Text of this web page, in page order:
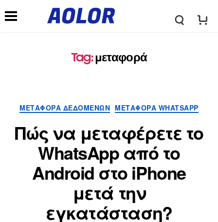
Λ
ό
τ
υ
π
Tag:μεταφορά
ΜΕΤΑΦΟΡΆ ΔΕΔΟΜΈΝΩΝ ΜΕΤΑΦΟΡΆ WHATSAPP
Πώς να μεταφέρετε το
WhatsApp από το
Android στο iPhone
μετά την
εγκατάσταση?